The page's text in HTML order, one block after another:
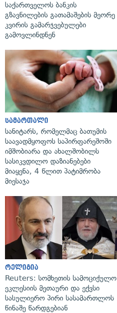
საქართველოს ბანკის
გზავნილების გათამაშების მეორე
კვირის გამარჯვებულები
გამოვლინდნენ
სამართალი
სანიტარს, რომელმაც ბათუმის
საავადმყოფოს საპირფარეშოში
იმშობიარა და ახალშობილს
სასიკვდილო დაზიანებები
მიაყენა, 4 წლით პატიმრობა
მიესაჯა
რელიგია
Reuters: სომხეთის სამოციქულო
ეკლესიის მეთაური და ექვსი
სასულიერო პირი სასამართლოს
წინაშე წარდგებიან